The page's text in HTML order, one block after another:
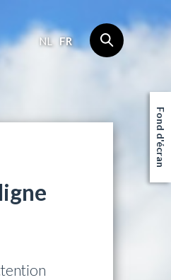
NL FR
Fond d'écran